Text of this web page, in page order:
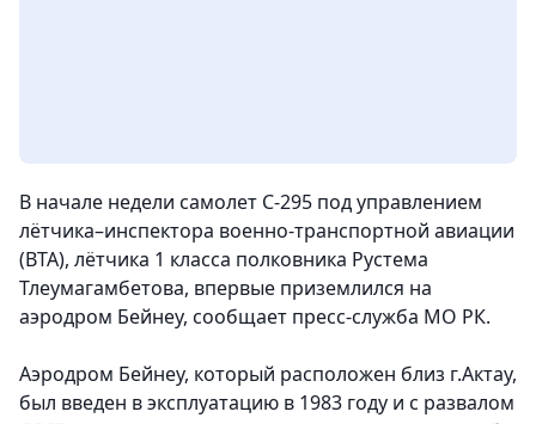
В начале недели самолет С-295 под управлением
лётчика–инспектора военно-транспортной авиации
(ВТА), лётчика 1 класса полковника Рустема
Тлеумагамбетова, впервые приземлился на
аэродром Бейнеу, сообщает пресс-служба МО РК.
Аэродром Бейнеу, который расположен близ г.Актау,
был введен в эксплуатацию в 1983 году и с развалом